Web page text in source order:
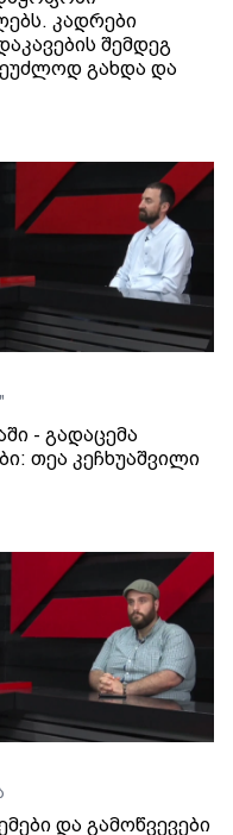
კადრები
შემდეგ
გახდა და
- გადაცემა
თეა კეჩხუაშვილი
და გამოწვევები